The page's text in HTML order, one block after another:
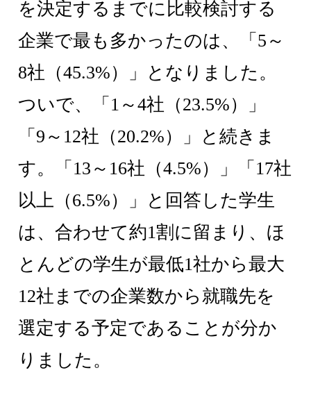
を決定するまでに比較検討する
企業で最も多かったのは、「5～
8社（45.3%）」となりました。
ついで、「1～4社（23.5%）」
「9～12社（20.2%）」と続きま
す。「13～16社（4.5%）」「17社
以上（6.5%）」と回答した学生
は、合わせて約1割に留まり、ほ
とんどの学生が最低1社から最大
12社までの企業数から就職先を
選定する予定であることが分か
りました。